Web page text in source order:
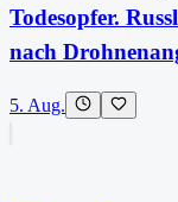
Todesopfer.
nach
5. Aug.